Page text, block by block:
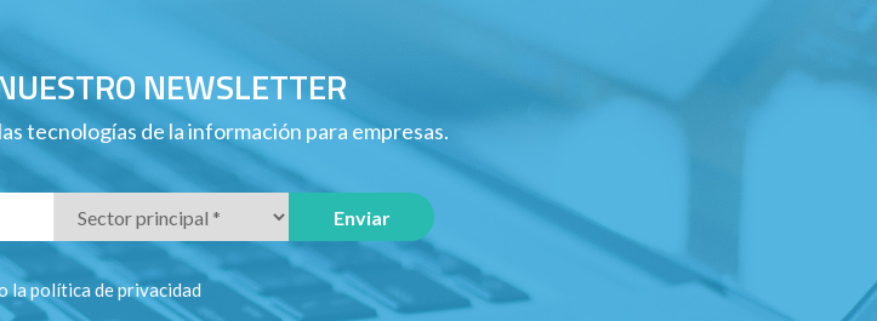
NEWSLETTER
tecnologías de la información para empresas.
lapolítica de privacidad